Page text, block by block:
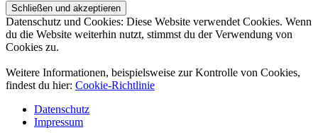
Datenschutz und Cookies: Diese Website verwendet Cookies. Wenn
du die Website weiterhin nutzt, stimmst du der Verwendung von
Cookies zu.
Weitere Informationen, beispielsweise zur Kontrolle von Cookies,
findest du hier: Cookie-Richtlinie
Datenschutz
Impressum